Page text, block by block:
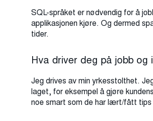
SQL-språket er nødvendig for å
applikasjonen kjøre. Og dermed
tider.
Hva driver deg på jobb og
Jeg drives av min yrkesstolthet.
laget, for eksempel å gjøre
noe smart som de har lært/fått tips